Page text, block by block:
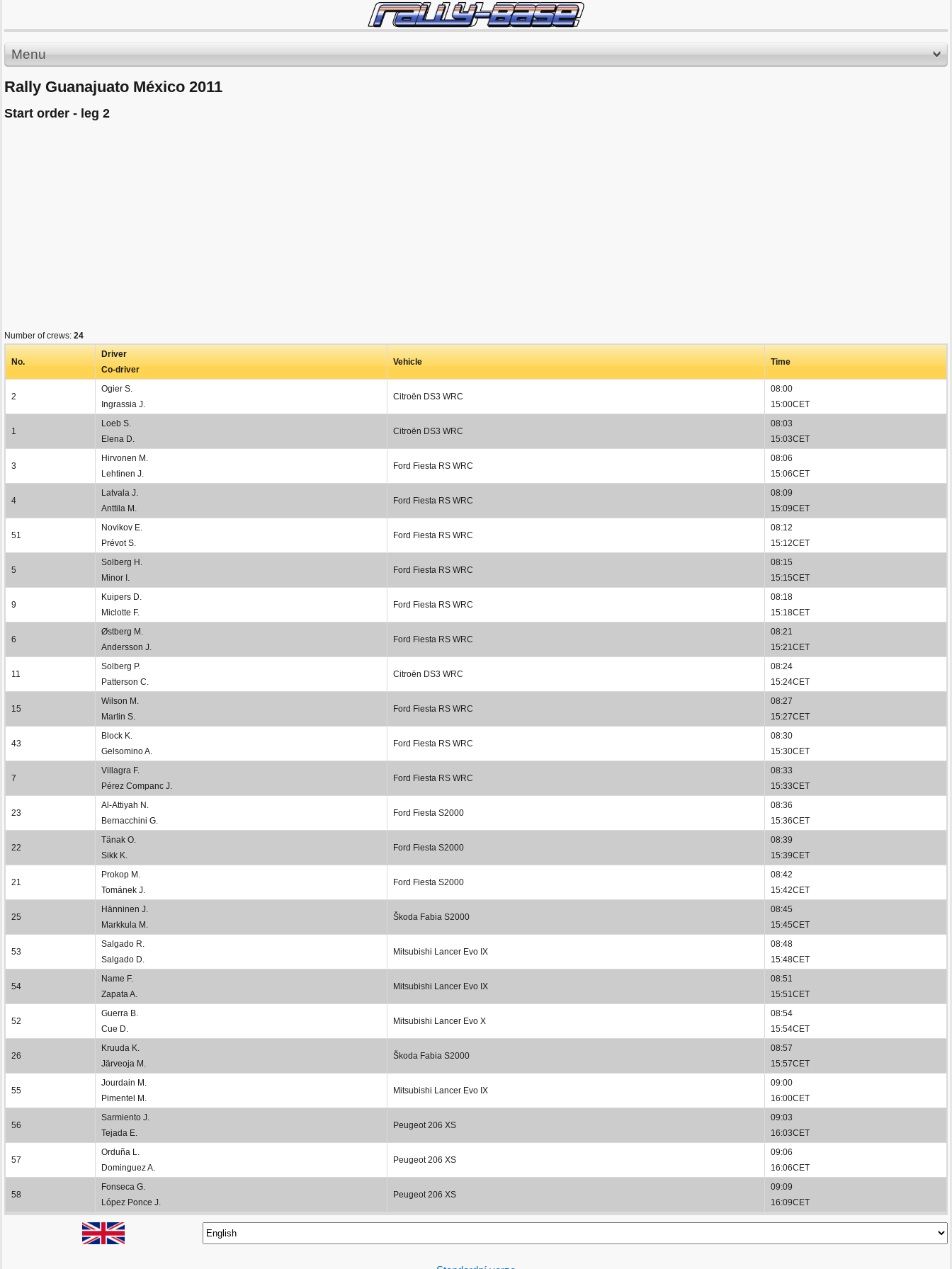
Menu
Rally Guanajuato México 2011
Start order - leg 2
Number of crews: 24
No.
Driver
Co-driver
Vehicle Time
2
Ogier S.
Ingrassia J.
Citroën DS3 WRC
08:00
15:00CET
1
Loeb S.
Elena D.
Citroën DS3 WRC
08:03
15:03CET
3
Hirvonen M.
Lehtinen J.
Ford Fiesta RS WRC
08:06
15:06CET
4
Latvala J.
Anttila M.
Ford Fiesta RS WRC
08:09
15:09CET
51
Novikov E.
Prévot S.
Ford Fiesta RS WRC
08:12
15:12CET
5
Solberg H.
Minor I.
Ford Fiesta RS WRC
08:15
15:15CET
9
Kuipers D.
Miclotte F.
Ford Fiesta RS WRC
08:18
15:18CET
6
Østberg M.
Andersson J.
Ford Fiesta RS WRC
08:21
15:21CET
11
Solberg P.
Patterson C.
Citroën DS3 WRC
08:24
15:24CET
15
Wilson M.
Martin S.
Ford Fiesta RS WRC
08:27
15:27CET
43
Block K.
Gelsomino A.
Ford Fiesta RS WRC
08:30
15:30CET
7
Villagra F.
Pérez Companc J.
Ford Fiesta RS WRC
08:33
15:33CET
23
Al-Attiyah N.
Bernacchini G.
Ford Fiesta S2000
08:36
15:36CET
22
Tänak O.
Sikk K.
Ford Fiesta S2000
08:39
15:39CET
21
Prokop M.
Tománek J.
Ford Fiesta S2000
08:42
15:42CET
25
Hänninen J.
Markkula M.
Škoda Fabia S2000
08:45
15:45CET
53
Salgado R.
Salgado D.
Mitsubishi Lancer Evo IX
08:48
15:48CET
54
Name F.
Zapata A.
Mitsubishi Lancer Evo IX
08:51
15:51CET
52
Guerra B.
Cue D.
Mitsubishi Lancer Evo X
08:54
15:54CET
26
Kruuda K.
Järveoja M.
Škoda Fabia S2000
08:57
15:57CET
55
Jourdain M.
Pimentel M.
Mitsubishi Lancer Evo IX
09:00
16:00CET
56
Sarmiento J.
Tejada E.
Peugeot 206 XS
09:03
16:03CET
57
Orduña L.
Dominguez A.
Peugeot 206 XS
09:06
16:06CET
58
Fonseca G.
López Ponce J.
Peugeot 206 XS
09:09
16:09CET